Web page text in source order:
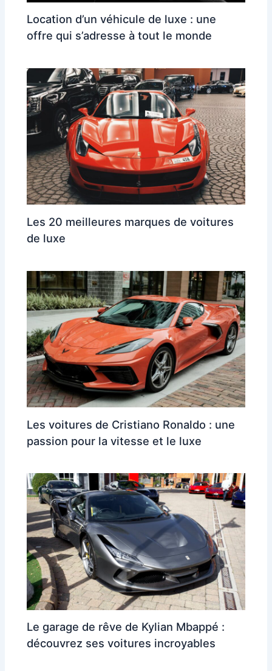
Location d’un véhicule de luxe : une
offre qui s’adresse à tout le monde
Les 20 meilleures marques de voitures
de luxe
Les voitures de Cristiano Ronaldo : une
passion pour la vitesse et le luxe
Le garage de rêve de Kylian Mbappé :
découvrez ses voitures incroyables